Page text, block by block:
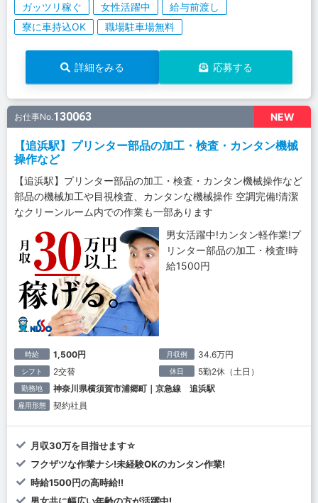
ガッツリ稼ぐ 女性活躍中
給与前渡し
寮に車持込OK
職場駐車場無料
詳細をみる 応募する
NEW
お仕事No.130063
【追浜駅】プリンター部品の加工・検査・カンタン機械
操作など
【追浜駅】プリンター部品の加工・検査・カンタン機械操作など
部品の機械加工や目視検査、カンタンな機械操作 空調完備!清潔
なクリーンルーム内での作業も一部あります
男女活躍中!カンタン軽作業!プ
リンター部品の加工・検査!時
給1500円
時給 1,500円 月収例 34.6万円
シフト 2交替 休日 5勤2休（土日）
勤務地 神奈川県横須賀市浦郷町｜京急線 追浜駅
雇用形態 契約社員
月収30万を目指せます☆
フクザツな作業ナシ!未経験OKのカンタン作業!
時給1500円の高時給!!
男女共に幅広い年齢の方が活躍中!